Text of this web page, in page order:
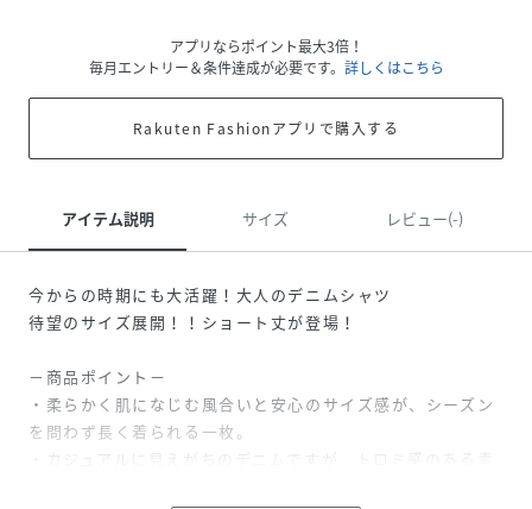
アプリならポイント最大3倍！
毎月エントリー＆条件達成が必要です。 詳しくはこちら
Rakuten Fashionアプリで購入する
アイテム説明 サイズ レビュー(-)
今からの時期にも大活躍！大人のデニムシャツ
待望のサイズ展開！！ショート丈が登場！
－商品ポイント－
・柔らかく肌になじむ風合いと安心のサイズ感が、シーズン
を問わず長く着られる一枚。
・カジュアルに見えがちのデニムですが、トロミ感のある素